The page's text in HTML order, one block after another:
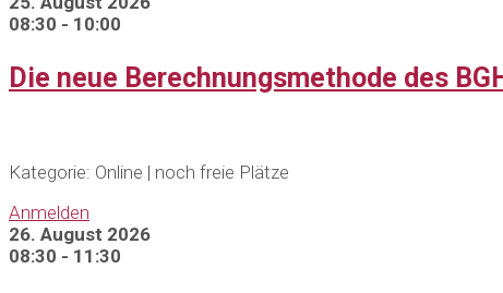
08:30 - 10:00
Die neue Berechnungsmethode des
Kategorie: Online | noch freie Plätze
Anmelden
26. August 2026
08:30 - 11:30